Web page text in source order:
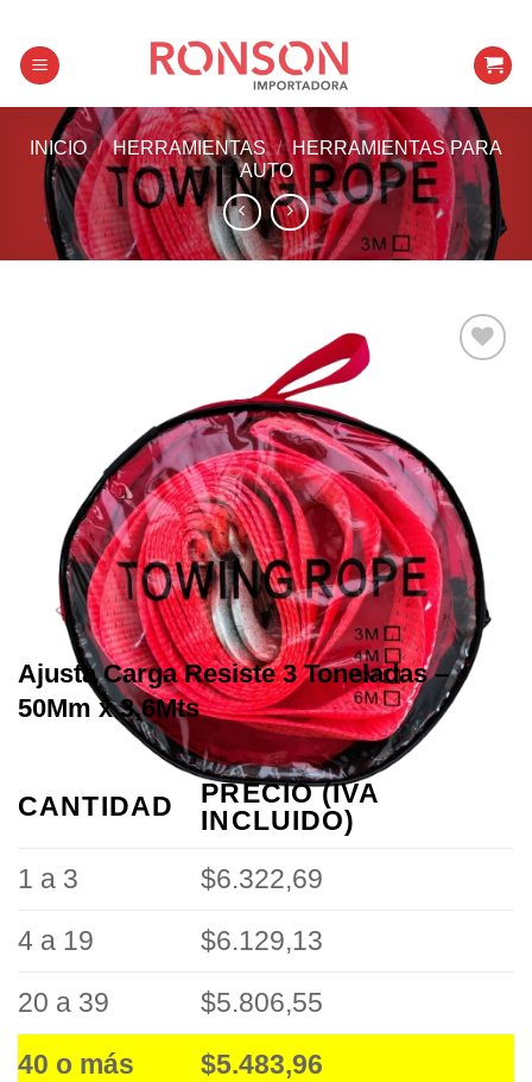
content
INICIO / HERRAMIENTAS / HERRAMIENTAS PARA
AUTO
Ajusta Carga Resiste 3 Toneladas –
50Mm x 3,6Mts
CANTIDAD
PRECIO (IVA
INCLUIDO)
1 a 3
$6.322,69
4 a 19 $6.129,13
20 a 39 $5.806,55
40 o más $5.483,96